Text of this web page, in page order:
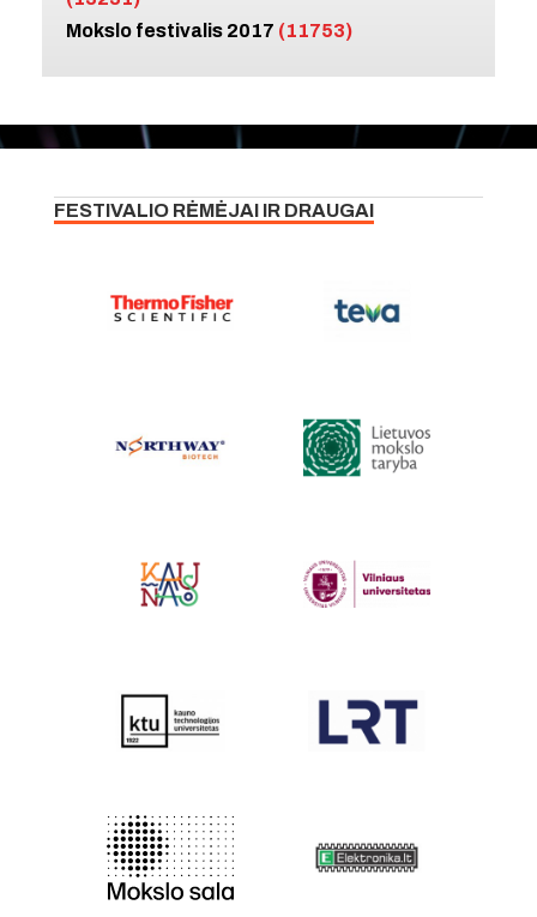
Mokslo festivalis 2017 (11753)
FESTIVALIO RĖMĖJAI IR DRAUGAI